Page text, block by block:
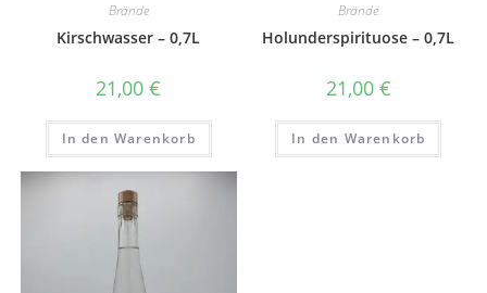
Brände
Kirschwasser – 0,7L
21,00€
In den Warenkorb
Brände
Holunderspirituose – 0,7L
21,00 €
In den Warenkorb